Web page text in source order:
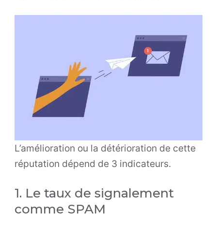
L’amélioration ou la détérioration de cette
réputation dépend de 3 indicateurs.
1. Le taux de signalement
comme SPAM